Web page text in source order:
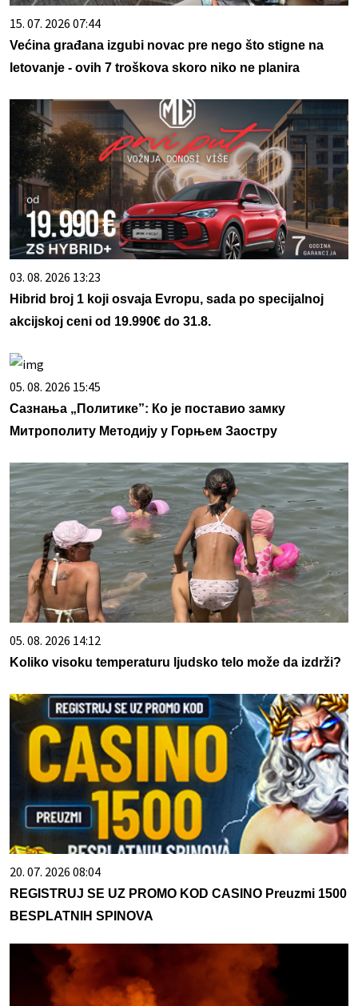
15. 07. 2026 07:44
Većina građana izgubi novac pre nego što stigne na
letovanje - ovih 7 troškova skoro niko ne planira
03. 08. 2026 13:23
Hibrid broj 1 koji osvaja Evropu, sada po specijalnoj
akcijskoj ceni od 19.990€ do 31.8.
05. 08. 2026 15:45
Сазнања „Политике”: Ко је поставио замку
Митрополиту Методију у Горњем Заостру
05. 08. 2026 14:12
Koliko visoku temperaturu ljudsko telo može da izdrži?
20. 07. 2026 08:04
REGISTRUJ SE UZ PROMO KOD CASINO Preuzmi 1500
BESPLATNIH SPINOVA